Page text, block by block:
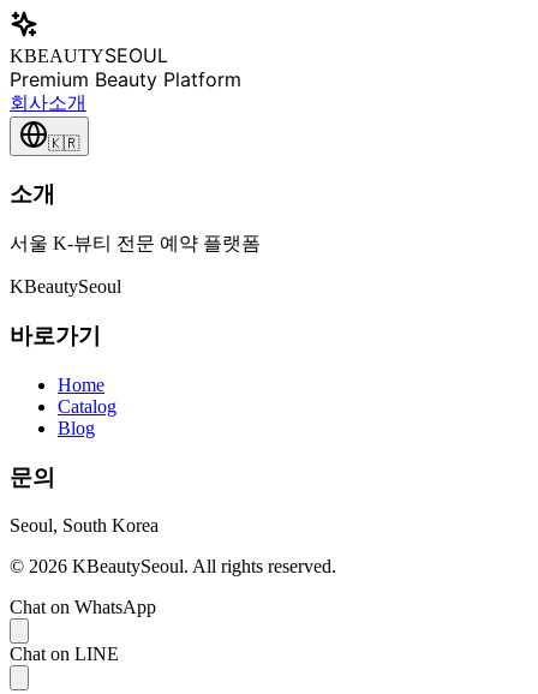
KBEAUTYSEOUL
Premium Beauty Platform
회사소개
🇰🇷
소개
서울 K-뷰티 전문 예약 플랫폼
KBeautySeoul
바로가기
Home
Catalog
Blog
문의
Seoul, South Korea
© 2026 KBeautySeoul. All rights reserved.
Chat on WhatsApp
Chat on LINE